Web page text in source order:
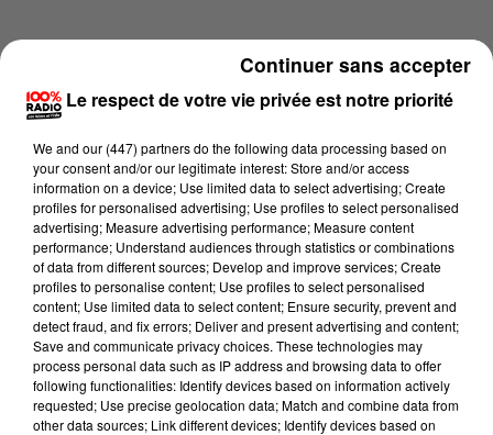
Lecture (1 min 14 sec)
100%
Le respect de votre vie privée est notre priorité
We and our (447) partnersdo the following data processing based on
your consent and/or our legitimate interest: Store and/or access
information on a device; Use limited data to select advertising; Create
profiles for personalised advertising; Use profiles to select personalised
advertising; Measure advertising performance; Measure content
performance; Understand audiences through statistics or combinations
of data from different sources; Develop and improve services; Create
profiles to personalise content; Use profiles to select personalised
content; Use limited data to select content; Ensure security, prevent and
detect fraud, and fix errors; Deliver and present advertising and content;
Save and communicate privacy choices. These technologies may
process personal data such as IP address and browsing data to offer
following functionalities: Identify devices based on information actively
requested; Use precise geolocation data; Match and combine data from
other data sources; Link different devices; Identify devices based on
Continuer sans accepter